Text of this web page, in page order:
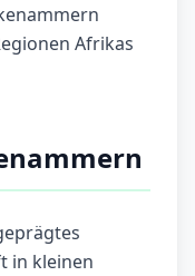
Afrikas
in kleinen